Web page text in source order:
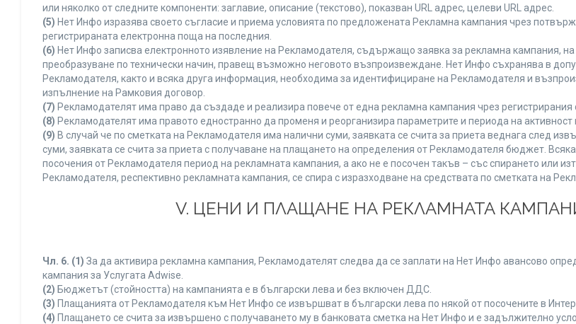
или няколко от следните компоненти: заглавие, описание (текстово), показван URL адрес, целеви URL адрес.
(5) Нет Инфо изразява своето съгласие и приема условията по предложената Рекламна кампания чрез
регистрираната електронна поща на последния.
(6) Нет Инфо записва електронното изявление на Рекламодателя, съдържащо заявка за рекламна кампания,
преобразуване по технически начин, правещ възможно неговото възпроизвеждане. Нет Инфо съхранява в
Рекламодателя, както и всяка друга информация, необходима за идентифициране на Рекламодателя и
изпълнение на Рамковия договор.
(7) Рекламодателят има право да създаде и реализира повече от една рекламна кампания чрез регистрирания
(8) Рекламодателят има правото едностранно да променя и реорганизира параметрите и периода на активност
(9) В случай че по сметката на Рекламодателя има налични суми, заявката се счита за приета веднага след
суми, заявката се счита за приета с получаване на плащането на определения от Рекламодателя бюджет.
посочения от Рекламодателя период на рекламната кампания, а ако не е посочен такъв – със спирането или
Рекламодателя, респективно рекламната кампания, се спира с изразходване на средствата по сметката на
V. ЦЕНИ И ПЛАЩАНЕ НА РЕКЛАМНАТА
Чл. 6. (1) За да активира рекламна кампания, Рекламодателят следва да се заплати на Нет Инфо авансово
кампания за Услугата Adwise.
(2) Бюджетът (стойността) на кампанията е в български лева и без включен ДДС.
(3) Плащанията от Рекламодателя към Нет Инфо се извършват в български лева по някой от посочените в
(4) Плащането се счита за извършено с получаването му в банковата сметка на Нет Инфо и е задължително